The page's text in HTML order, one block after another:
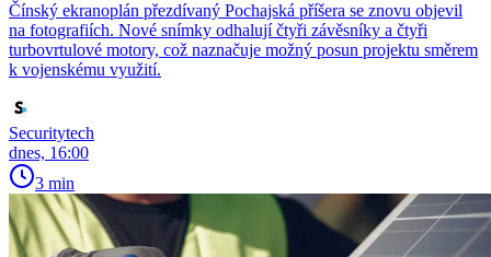
Čínský ekranoplán přezdívaný Pochajská příšera se znovu objevil
na fotografiích. Nové snímky odhalují čtyři závěsníky a čtyři
turbovrtulové motory, což naznačuje možný posun projektu směrem
k vojenskému využití.
Securitytech
dnes, 16:00
3 min